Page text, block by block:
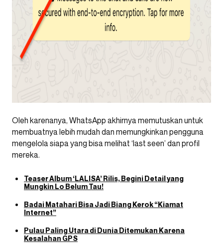
Oleh karenanya, WhatsApp akhirnya memutuskan untuk
membuatnya lebih mudah dan memungkinkan pengguna
mengelola siapa yang bisa melihat ‘last seen’ dan profil
mereka.
Teaser Album ‘LALISA’ Rilis, Begini Detail yang
Mungkin Lo Belum Tau!
Badai Matahari Bisa Jadi Biang Kerok “Kiamat
Internet”
Pulau Paling Utara di Dunia Ditemukan Karena
Kesalahan GPS